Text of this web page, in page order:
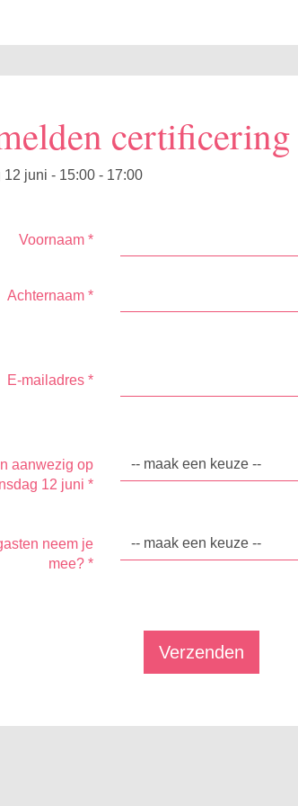
juni - 15:00 - 17:00
Voornaam *
Achternaam *
E-mailadres *
aanwezig op
12 juni *
neem je
mee? *
Verzenden